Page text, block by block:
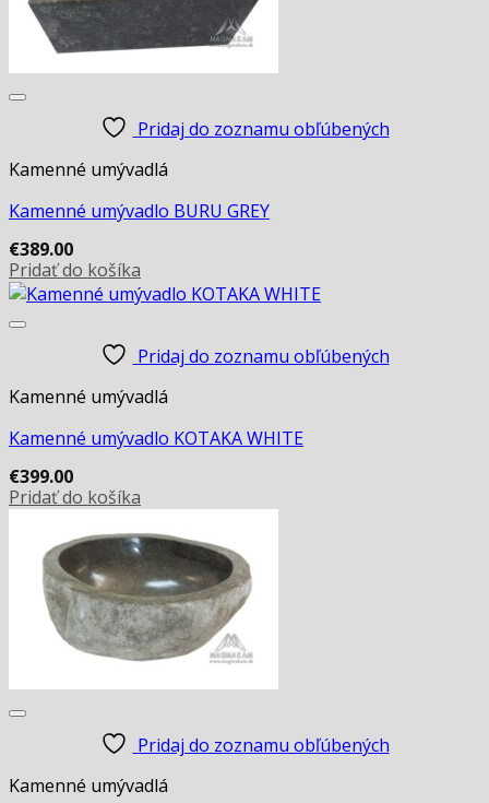
Pridaj do zoznamu obľúbených
Kamenné umývadlá
Kamenné umývadlo BURU GREY
€389.00
Pridať do košíka
Pridaj do zoznamu obľúbených
Kamenné umývadlá
Kamenné umývadlo KOTAKA WHITE
€399.00
Pridať do košíka
Pridaj do zoznamu obľúbených
Kamenné umývadlá